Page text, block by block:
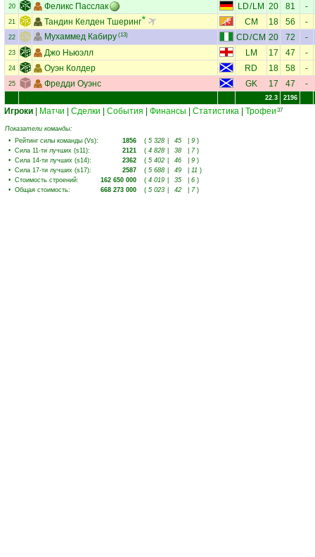
20 Феликс Пасслак LD/ LM 20 81 -
21 Тандин Келден Тшеринг CM 18 56 -
22 Мухаммед Кабиру (13) CD/CM 20 72 -
23 Джо Ньюэлл LM 17 47 -
24 Оуэн Колдер RD 18 58 -
25 Фредди Оуэнс GK 17 47 -
22.3 2196
Игроки Матчи Сделки События Финансы Статистика Трофеи 37
Показатели команды:
• Рейтинг силы команды (Vs): 1856 ( 5 328 45 9 )
• Сила 11-ти лучших (s11): 2121 ( 4 828 38 7)
• Сила 14-ти лучших (s14): 2362 ( 5 402 46 9 )
• Сила 17-ти лучших (s17): 2587 ( 5 688 49 11 )
• Стоимость строений: 162 650 000 ( 4 019 35 6 )
• Общая стоимость: 668 273 000 ( 5 023 42 7 )